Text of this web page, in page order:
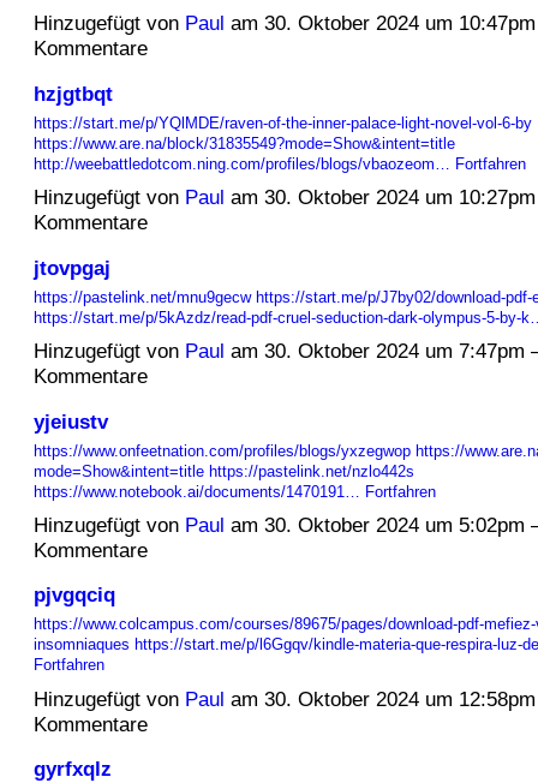
Hinzugefügt von Paul am 30. Oktober 2024 um
Kommentare
hzjgtbqt
https://start.me/p/YQlMDE/raven-of-the-inner-palace-light-novel-vol-6-by
https://www.are.na/block/31835549?mode=Show&intent=title
http://weebattledotcom.ning.com/profiles/blogs/vbaozeom…
Fortfahren
Hinzugefügt von Paul am 30. Oktober 2024 um
Kommentare
jtovpgaj
https://pastelink.net/mnu9gecw https://start.me/p/J7by02/download-pdf-
https://start.me/p/5kAzdz/read-pdf-cruel-seduction-dark-olympus-5-by-
Hinzugefügt von Paul am 30. Oktober 2024 um 7:47pm
Kommentare
yjeiustv
https://www.onfeetnation.com/profiles/blogs/yxzegwop https://
mode=Show&intent=title https://pastelink.net/nzlo442s
https://www.notebook.ai/documents/1470191…
Fortfahren
Hinzugefügt von Paul am 30. Oktober 2024 um 5:02pm
Kommentare
pjvgqciq
https://www.colcampus.com/courses/89675/pages/download-pdf-
insomniaques https://start.me/p/l6Ggqv/kindle-materia-que-respira-luz-
Fortfahren
Hinzugefügt von Paul am 30. Oktober 2024 um
Kommentare
gyrfxqlz